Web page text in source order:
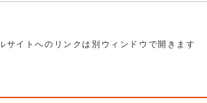
サイトへのリンクは別ウィンドウで開きます